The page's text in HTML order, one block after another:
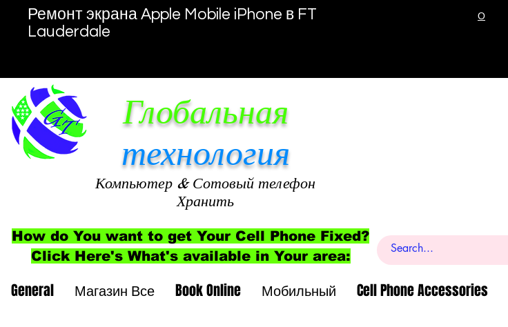
Ремонт экрана Apple Mobile iPhone в FT
Lauderdale
О
Глобальная
технология
Компьютер & Сотовый телефон
Хранить
How do You want to get Your Cell Phone Fixed?
Click Here's What's available in Your area:
General Магазин Все Book Online Мобильный Cell Phone Accessories